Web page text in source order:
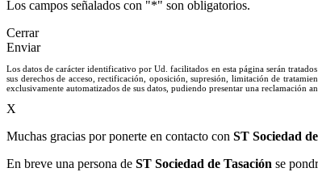
Los campos señalados con "*" son obligatorios.
Cerrar
Enviar
Los datos de carácter identificativo por Ud. facilitados en esta página serán
sus derechos de acceso, rectificación, oposición, supresión, limitación de
exclusivamente automatizados de sus datos, pudiendo presentar una reclamación
X
Muchas gracias por ponerte en contacto con ST Sociedad
En breve una persona de ST Sociedad de Tasación se